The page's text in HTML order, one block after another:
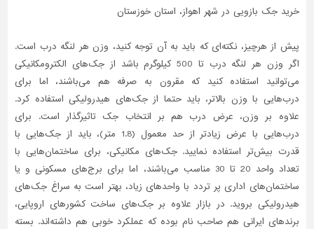
خرید جک بازویی در شهر اهواز، استان خوزستان
پیش از هرچیز، نکته‌ای که باید به آن توجه کنید، وزن هر لنگه درب است.
اگر وزن هر لنگه درب تا 500 کیلوگرم باشد از جک‌های الکترومکانیکی
می‌توانید استفاده کنید که مقرون به صرفه هم می‌باشند، اما برای
درب‌هایی با وزن بالاتر، باید حتما از جک‌های هیدرولیکی استفاده کرد.
علاوه بر وزن، عرض درب هم بر انتخاب جک تاثیرگذار است. برای
درب‌هایی با عرض زیادتر از حد معمول (1.8 متر)، باید از جک‌هایی با
قدرت بیش‌تر استفاده نمایید. جک‌های مکانیکی، برای ساختمان‌هایی با
تعداد واحد 20 تا 30 مناسب می‌باشند، اما برای برج‌های مسکونی و یا
ساختمان‌های اداری پر تردد با واحدهای زیاد، بهتر است به سراغ جک‌های
هیدرولیکی بروید. در بازار علاوه بر جک‌های ساخت کشورهای اروپایی،
برندهای ایرانی هم صاحب نام بوده که عملکرد خوبی هم داشته‌اند. بسته